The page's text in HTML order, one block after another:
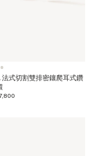
式切割雙排密鑲爬耳式鑽